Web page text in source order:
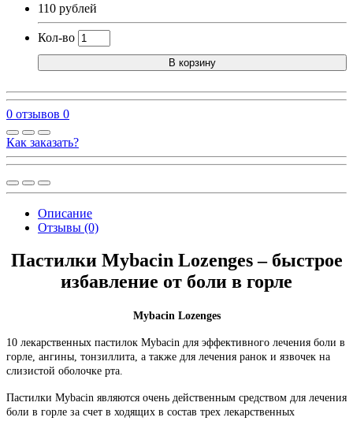
110 рублей
Кол-во
В корзину
0 отзывов 0
Как заказать?
Описание
Отзывы (0)
Пастилки Mybacin Lozenges – быстрое
избавление от боли в горле
Mybacin Lozenges
10 лекарственных пастилок Mybacin для эффективного лечения боли в
горле, ангины, тонзиллита, а также для лечения ранок и язвочек на
слизистой оболочке рта.
Пастилки Mybacin являются очень действенным средством для лечения
боли в горле за счет в ходящих в состав трех лекарственных